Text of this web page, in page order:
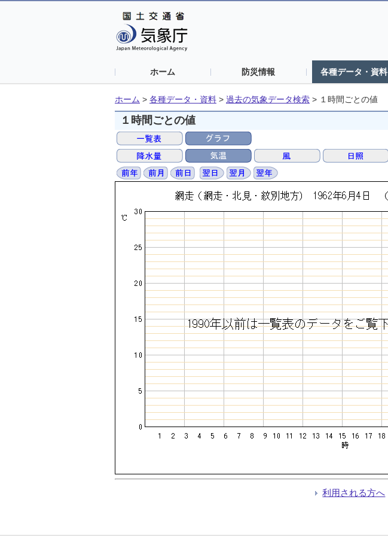
ホーム 防災情報 各種データ・資料
ホーム > 各種データ・資料 > 過去の気象データ検索 > １時間ごとの値
１時間ごとの値
利用される方へ